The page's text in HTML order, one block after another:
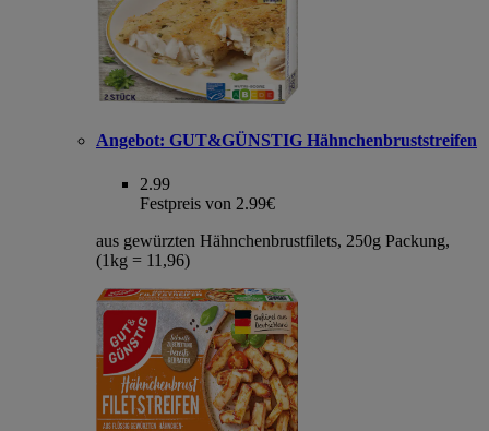
Angebot: GUT&GÜNSTIG Hähnchenbruststreifen
2.99
Festpreis von 2.99€
aus gewürzten Hähnchenbrustfilets, 250g Packung,
(1kg = 11,96)